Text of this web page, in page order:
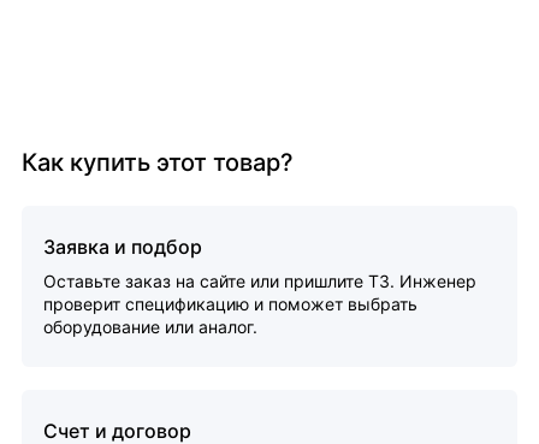
Как купить этот товар?
Заявка и подбор
Оставьте заказ на сайте или пришлите ТЗ. Инженер
проверит спецификацию и поможет выбрать
оборудование или аналог.
Счет и договор